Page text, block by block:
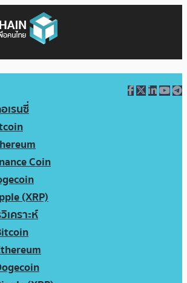
เรนซี่
Coin
(XRP)
เคราะห์